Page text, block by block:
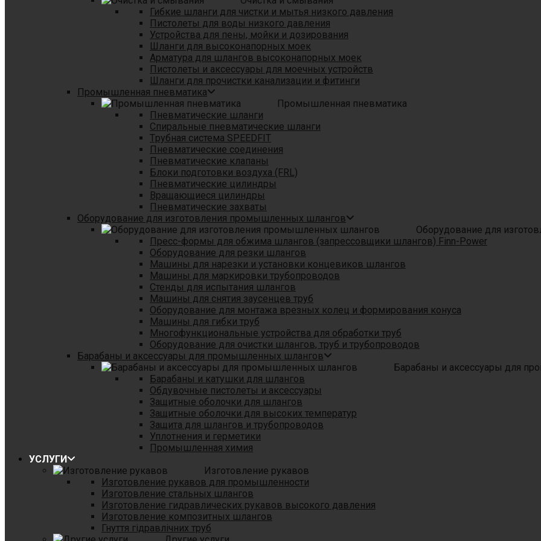
Гибкие шланги для чистки и мытья низкого давления
Пистолеты для воды низкого давления
Устройства для пены, мойки и дозирования
Шланги для высоконапорных моек
Арматура для шлангов высоконапорных моек
Пистолеты и аксессуары для моечных устройств
Шланги для прочистки канализации и фитинги
Промышленная пневматика
Промышленная пневматика
Пневматические шланги
Спиральные пневматические шланги
Tрубная система SPEEDFIT
Пневматические соединения
Пневматические клапаны
Блоки подготовки воздуха (FRL)
Пневматические цилиндры
Вращающиеся цилиндры
Пневматические захваты
Оборудование для изготовления промышленных шлангов
Оборудование для
Пресс-формы для обжима шлангов (запрессовщики шлангов) Finn-Power
Оборудование для резки шлангов
Машины для нарезки и установки концевиков шлангов
Машины для маркировки трубопроводов
Стенды для испытания шлангов
Машины для снятия заусенцев труб
Оборудование для монтажа врезных колец и формирования конуса
Машины для гибки труб
Многофункциональные устройства для обработки труб
Оборудование для очистки шлангов, труб и трубопроводов
Барабаны и аксессуары для промышленных шлангов
Барабаны и аксессуары для
Барабаны и катушки для шлангов
Обдувочные пистолеты и аксессуары
Защитные оболочки для шлангов
Защитные оболочки для высоких температур
Защита для шлангов и трубопроводов
Уплотнения и герметики
Промышленная химия
УСЛУГИ
Изготовление рукавов
Изготовление рукавов для промышленности
Изготовление стальных шлангов
Изготовление гидравлических рукавов высокого давления
Изготовление композитных шлангов
Гнуття гідравлічних труб